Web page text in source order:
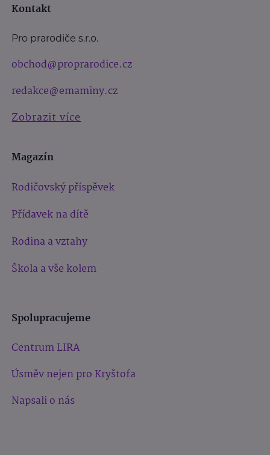
Kontakt
Pro prarodiče s.r.o.
obchod@proprarodice.cz
redakce@emaminy.cz
Zobrazit více
Magazín
Rodičovský příspěvek
Přídavek na dítě
Rodina a vztahy
Škola a vše kolem
Spolupracujeme
Centrum LIRA
Úsměv nejen pro Kryštofa
Napsali o nás